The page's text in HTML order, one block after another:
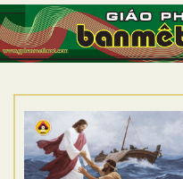
TRANG NHẤT
GIỚI THIỆU
DÒNG TU
BAN MỤC VỤ